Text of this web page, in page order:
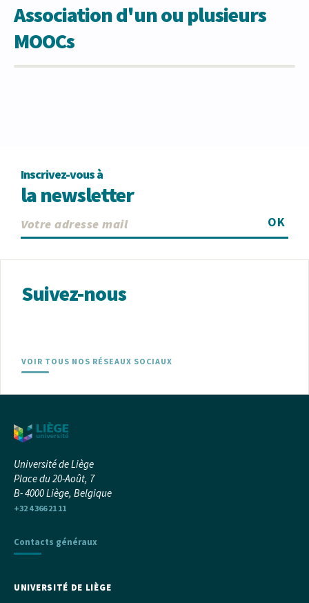
Association d'un ou plusieurs
MOOCs
Inscrivez-vous à
la newsletter
OK
Suivez-nous
VOIR TOUS NOS RÉSEAUX SOCIAUX
Université de Liège
Place du 20-Août, 7
B- 4000 Liège, Belgique
+32 4 366 21 11
Contacts généraux
UNIVERSITÉ DE LIÈGE